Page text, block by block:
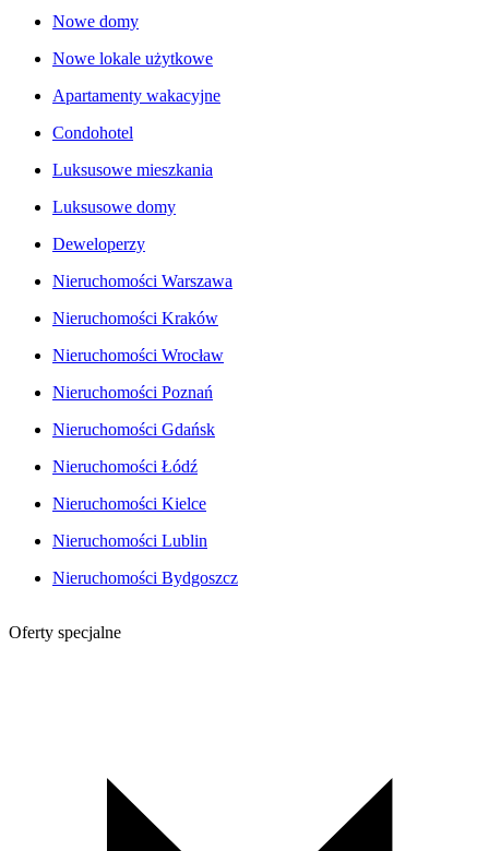
Nowe domy
Nowe lokale użytkowe
Apartamenty wakacyjne
Condohotel
Luksusowe mieszkania
Luksusowe domy
Deweloperzy
Nieruchomości Warszawa
Nieruchomości Kraków
Nieruchomości Wrocław
Nieruchomości Poznań
Nieruchomości Gdańsk
Nieruchomości Łódź
Nieruchomości Kielce
Nieruchomości Lublin
Nieruchomości Bydgoszcz
Oferty specjalne